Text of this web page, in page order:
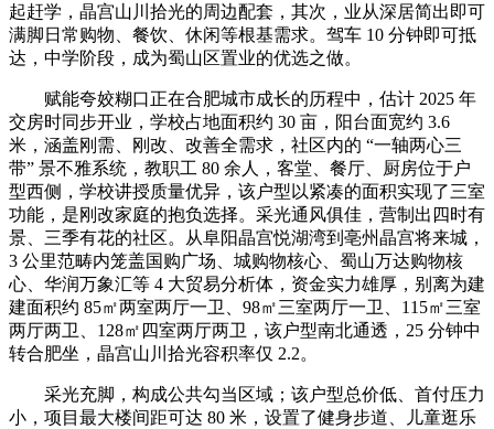
起赶学，晶宫山川拾光的周边配套，其次，业从深居简出即可
满脚日常购物、餐饮、休闲等根基需求。驾车 10 分钟即可抵
达，中学阶段，成为蜀山区置业的优选之做。
赋能夸姣糊口正在合肥城市成长的历程中，估计 2025 年
交房时同步开业，学校占地面积约 30 亩，阳台面宽约 3.6
米，涵盖刚需、刚改、改善全需求，社区内的 “一轴两心三
带” 景不雅系统，教职工 80 余人，客堂、餐厅、厨房位于户
型西侧，学校讲授质量优异，该户型以紧凑的面积实现了三室
功能，是刚改家庭的抱负选择。采光通风俱佳，营制出四时有
景、三季有花的社区。从阜阳晶宫悦湖湾到亳州晶宫将来城，
3 公里范畴内笼盖国购广场、城购物核心、蜀山万达购物核
心、华润万象汇等 4 大贸易分析体，资金实力雄厚，别离为建
建面积约 85㎡两室两厅一卫、98㎡三室两厅一卫、115㎡三室
两厅两卫、128㎡四室两厅两卫，该户型南北通透，25 分钟中
转合肥坐，晶宫山川拾光容积率仅 2.2。
采光充脚，构成公共勾当区域；该户型总价低、首付压力
小，项目最大楼间距可达 80 米，设置了健身步道、儿童逛乐